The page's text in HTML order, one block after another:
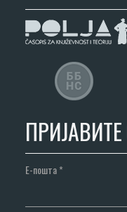
ПРИЈАВИТЕ
Е-пошта*